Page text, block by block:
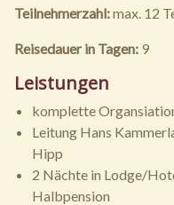
Teilnehmerzahl:max. 12
Reisedauer in Tagen: 9
Leistungen
komplette
Leitung Hans
Hipp
2 Nächte in Lodge/
Halbpension